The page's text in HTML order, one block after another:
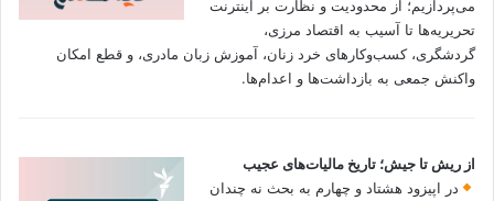
می‌پردازیم؛ از محدودیت و نظارت بر اینترنت
تحریریه‌ها تا آسیب به اقتصاد مرزی،
گردشگری، کسب‌وکارهای خرد زنان، آموزش زبان مادری، و قطع امکان
واکنش جمعی به بازداشت‌ها و اعدام‌ها.
از ریش تا جیش؛ تاریخ مالیات‌های عجیب
در اپیزود هشتاد و چهارم به بحث نه چندان